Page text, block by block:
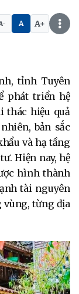
A A+
tỉnh Tuyên
phát triển hệ
thác hiệu quả
bản sắc
và hạ tầng
Hiện nay, hệ
hình thành
tài nguyên
vùng, từng địa